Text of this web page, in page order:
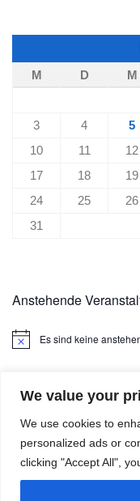
We value your
We use cookies to
personalized ads or
clicking "Accept All",
M
D M
3
4 5
10
11 12
17
18 19
24
25 26
31
Anstehende
HinweisEs sind keine
Boule4U ©